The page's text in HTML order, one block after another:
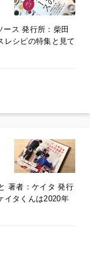
ス 発行所：柴田
シピの特集と見て
著者：ケイタ 発行
イタくんは2020年